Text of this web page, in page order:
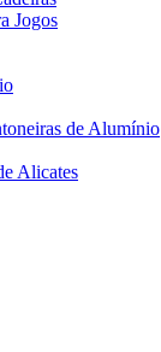
Jogos
de Alumínio
Alicates